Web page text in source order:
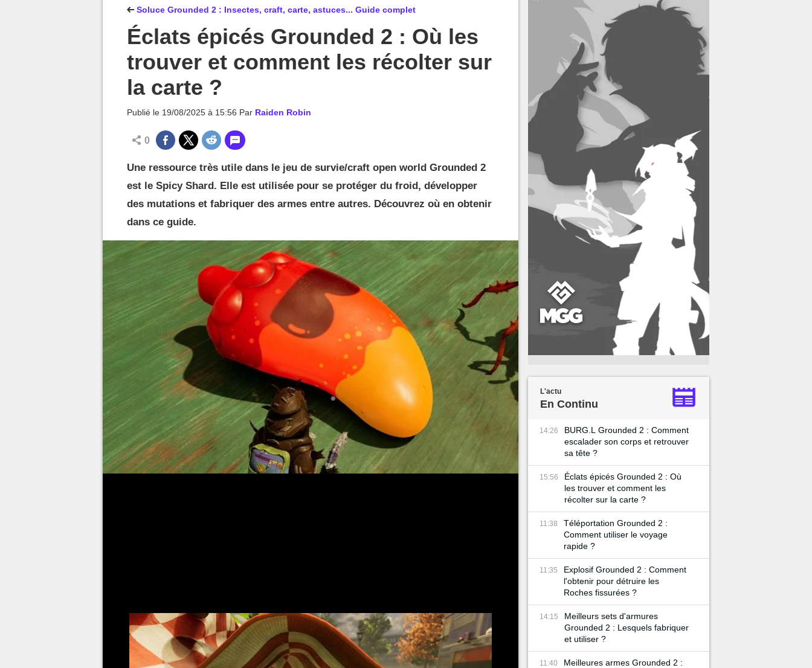
Soluce Grounded 2 : Insectes, craft, carte, astuces... Guide complet
Éclats épicés Grounded 2 : Où les
trouver et comment les récolter sur
la carte ?
Publié le 19/08/2025 à 15:56 Par Raiden Robin
0
Une ressource très utile dans le jeu de survie/craft open world Grounded 2
est le Spicy Shard. Elle est utilisée pour se protéger du froid, développer
des mutations et fabriquer des armes entre autres. Découvrez où en obtenir
dans ce guide.
L'actu
En Continu
14:26
BURG.L Grounded 2 : Comment
escalader son corps et retrouver
sa tête ?
15:56
Éclats épicés Grounded 2 : Où
les trouver et comment les
récolter sur la carte ?
11:38
Téléportation Grounded 2 :
Comment utiliser le voyage
rapide ?
11:35
Explosif Grounded 2 : Comment
l'obtenir pour détruire les
Roches fissurées ?
14:15
Meilleurs sets d'armures
Grounded 2 : Lesquels fabriquer
et utiliser ?
11:40
Meilleures armes Grounded 2 :